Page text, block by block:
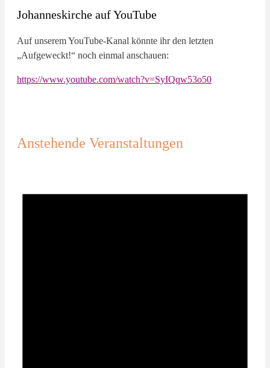
Johanneskirche auf YouTube
Auf unserem YouTube-Kanal könnte ihr den letzten
„Aufgeweckt!“ noch einmal anschauen:
https://www.youtube.com/watch?v=SyIQqw53o50
Anstehende Veranstaltungen